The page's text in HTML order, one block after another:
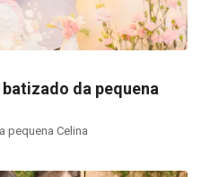
da pequena
pequena Celina